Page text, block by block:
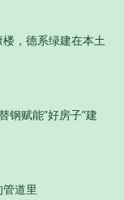
，德系绿建在本土
钢赋能”好房子”建
道里